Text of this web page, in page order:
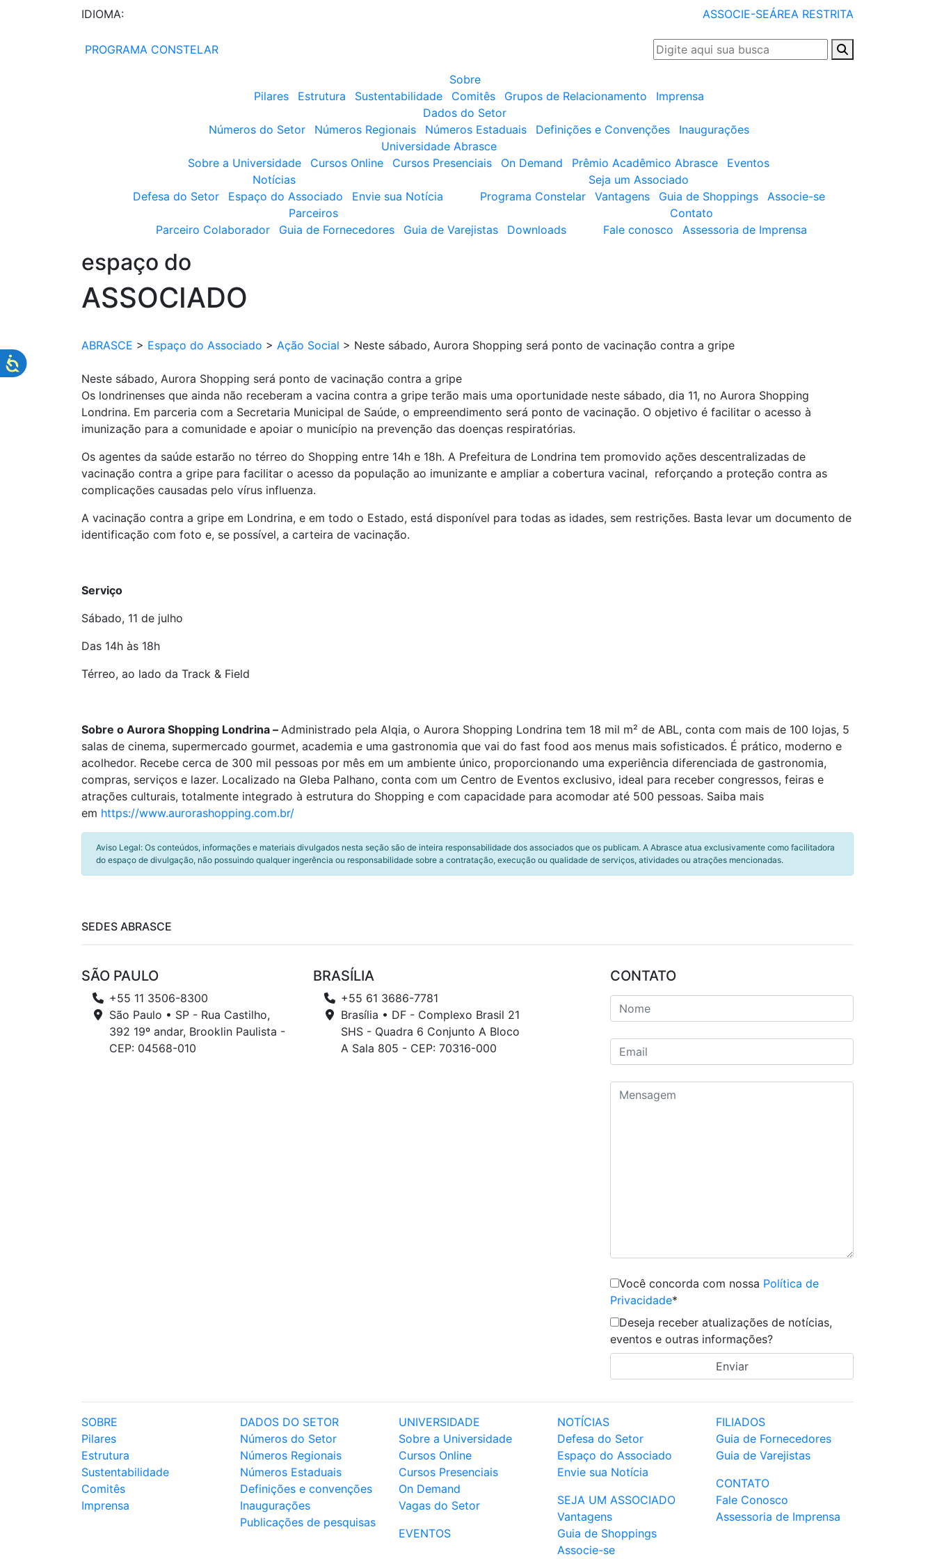
IDIOMA: ASSOCIE-SEÁREA RESTRITA
PROGRAMA CONSTELAR
Sobre
Pilares
Estrutura Sustentabilidade Comitês Grupos de Relacionamento
Imprensa
Dados do Setor
Números do Setor
Números Regionais Números Estaduais Definições e Convenções
Inaugurações
Universidade Abrasce
Sobre a Universidade
Cursos Online Cursos Presenciais On Demand Prêmio Acadêmico Abrasce
Eventos
Notícias
Defesa do Setor
Espaço do Associado Envie sua Notícia
Seja um Associado
Programa Constelar
Vantagens Guia de Shoppings
Associe-se
Parceiros
Parceiro Colaborador
Guia de Fornecedores Guia de Varejistas Downloads
Contato
Fale conosco
Assessoria de Imprensa
espaço do
ASSOCIADO
ABRASCE > Espaço do Associado > Ação Social > Neste sábado, Aurora Shopping será ponto de vacinação contra a gripe
Neste sábado, Aurora Shopping será ponto de vacinação contra a gripe
Os londrinenses que ainda não receberam a vacina contra a gripe terão mais uma oportunidade neste sábado, dia 11, no Aurora Shopping
Londrina. Em parceria com a Secretaria Municipal de Saúde, o empreendimento será ponto de vacinação. O objetivo é facilitar o acesso à
imunização para a comunidade e apoiar o município na prevenção das doenças respiratórias.
Os agentes da saúde estarão no térreo do Shopping entre 14h e 18h. A Prefeitura de Londrina tem promovido ações descentralizadas de
vacinação contra a gripe para facilitar o acesso da população ao imunizante e ampliar a cobertura vacinal, reforçando a proteção contra as
complicações causadas pelo vírus influenza.
A vacinação contra a gripe em Londrina, e em todo o Estado, está disponível para todas as idades, sem restrições. Basta levar um documento de
identificação com foto e, se possível, a carteira de vacinação.
Serviço
Sábado, 11 de julho
Das 14h às 18h
Térreo, ao lado da Track & Field
Sobre o Aurora Shopping Londrina – Administrado pela Alqia, o Aurora Shopping Londrina tem 18 mil m² de ABL, conta com mais de 100 lojas, 5
salas de cinema, supermercado gourmet, academia e uma gastronomia que vai do fast food aos menus mais sofisticados. É prático, moderno e
acolhedor. Recebe cerca de 300 mil pessoas por mês em um ambiente único, proporcionando uma experiência diferenciada de gastronomia,
compras, serviços e lazer. Localizado na Gleba Palhano, conta com um Centro de Eventos exclusivo, ideal para receber congressos, feiras e
atrações culturais, totalmente integrado à estrutura do Shopping e com capacidade para acomodar até 500 pessoas. Saiba mais
em https://www.aurorashopping.com.br/
Aviso Legal: Os conteúdos, informações e materiais divulgados nesta seção são de inteira responsabilidade dos associados que os publicam. A Abrasce atua exclusivamente como facilitadora
do espaço de divulgação, não possuindo qualquer ingerência ou responsabilidade sobre a contratação, execução ou qualidade de serviços, atividades ou atrações mencionadas.
SEDES ABRASCE
SÃO PAULO
+55 11 3506-8300
São Paulo • SP - Rua Castilho,
392 19º andar, Brooklin Paulista -
CEP: 04568-010
BRASÍLIA
+55 61 3686-7781
Brasília • DF - Complexo Brasil 21
SHS - Quadra 6 Conjunto A Bloco
A Sala 805 - CEP: 70316-000
CONTATO
Você concorda com nossa Política de
Privacidade*
Deseja receber atualizações de notícias,
eventos e outras informações?
SOBRE
Pilares
Estrutura
Sustentabilidade
Comitês
Imprensa
DADOS DO SETOR
Números do Setor
Números Regionais
Números Estaduais
Definições e convenções
Inaugurações
Publicações de pesquisas
UNIVERSIDADE
Sobre a Universidade
Cursos Online
Cursos Presenciais
On Demand
Vagas do Setor
EVENTOS
NOTÍCIAS
Defesa do Setor
Espaço do Associado
Envie sua Notícia
SEJA UM ASSOCIADO
Vantagens
Guia de Shoppings
Associe-se
FILIADOS
Guia de Fornecedores
Guia de Varejistas
CONTATO
Fale Conosco
Assessoria de Imprensa